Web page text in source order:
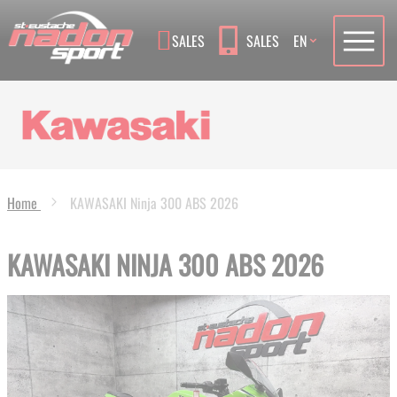
SALES SALES Language
EN
Home KAWASAKI Ninja 300 ABS 2026
KAWASAKI NINJA 300 ABS 2026
Skip
to
the
end
of